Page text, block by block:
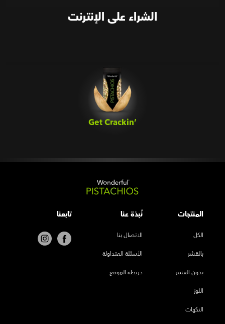
الشراء على الإنترنت
Get Crackin’‎
المنتجات
الكل
بالقشر
بدون القشر
اللوز
النكهات
نُبذة عنا
الاتصال بنا
الأسئلة المتداولة
خريطة الموقع
تابعنا